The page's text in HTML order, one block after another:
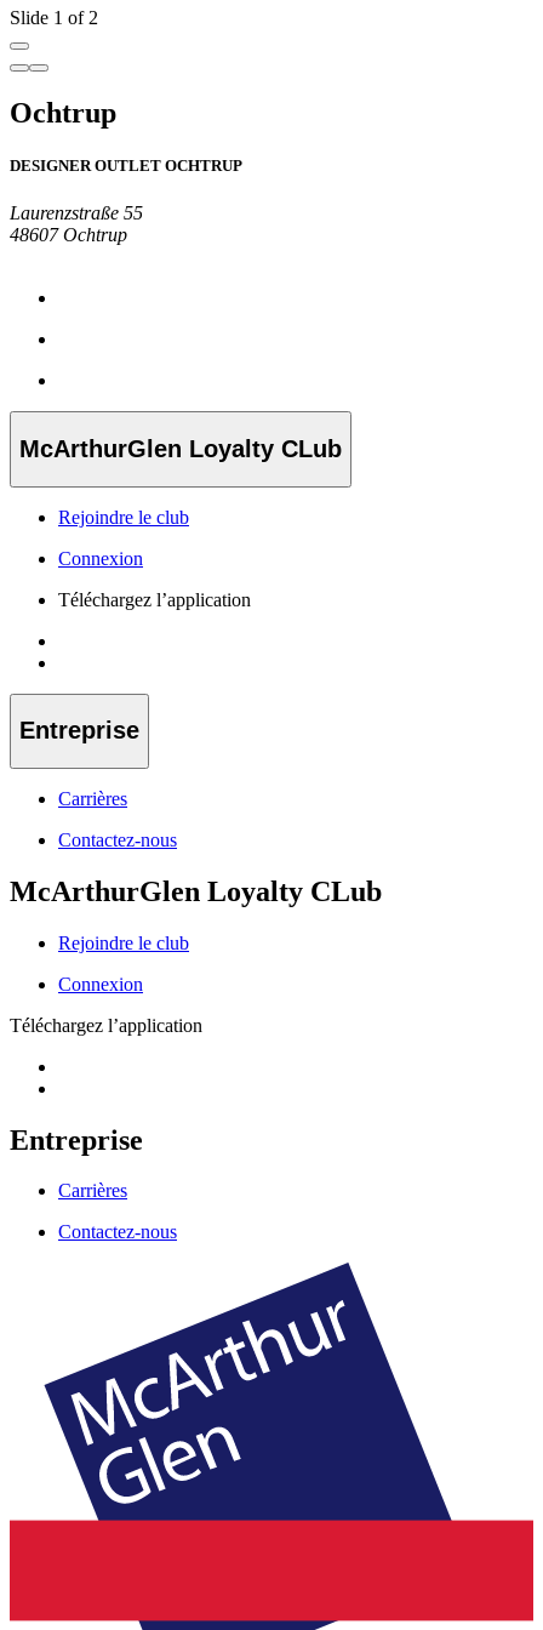
Slide 1 of 2
Ochtrup
DESIGNER OUTLET OCHTRUP
Laurenzstraße 55
48607 Ochtrup
McArthurGlen Loyalty CLub
Rejoindre le club
Connexion
Téléchargez l’application
Entreprise
Carrières
Contactez-nous
McArthurGlen Loyalty CLub
Rejoindre le club
Connexion
Téléchargez l’application
Entreprise
Carrières
Contactez-nous